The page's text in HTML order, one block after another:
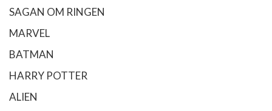
SAGAN OM RINGEN
MARVEL
BATMAN
HARRY POTTER
ALIEN